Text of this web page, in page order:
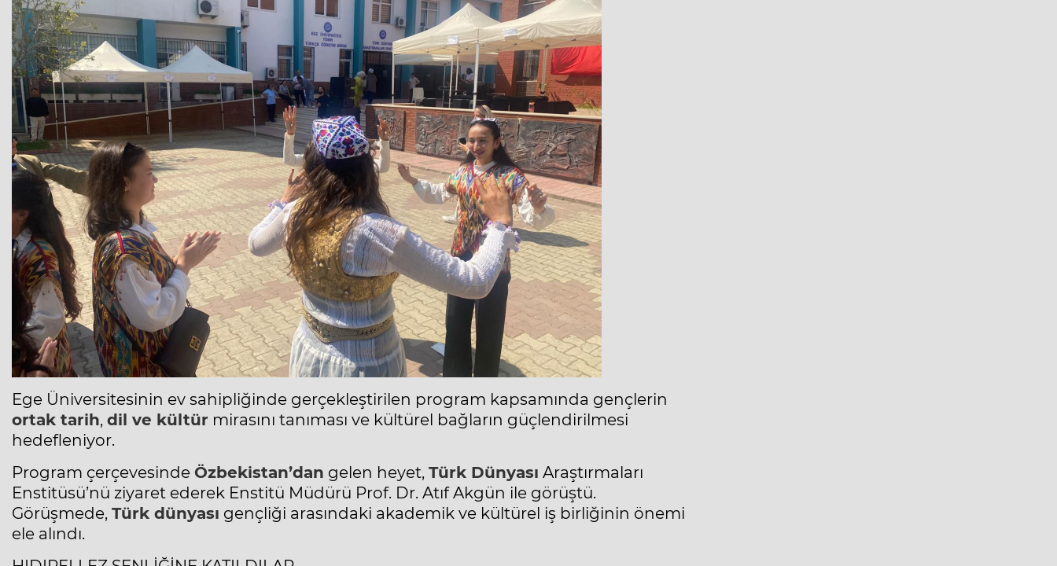
Ege Üniversitesinin ev sahipliğinde gerçekleştirilen program kapsamında gençlerin
ortak tarih, dil ve kültür mirasını tanıması ve kültürel bağların güçlendirilmesi
hedefleniyor.
Program çerçevesinde Özbekistan’dan gelen heyet, Türk Dünyası Araştırmaları
Enstitüsü’nü ziyaret ederek Enstitü Müdürü Prof. Dr. Atıf Akgün ile görüştü.
Görüşmede, Türk dünyası gençliği arasındaki akademik ve kültürel iş birliğinin önemi
ele alındı.